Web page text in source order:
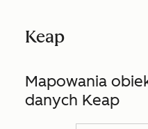
Keap
Mapowania
danych Keap